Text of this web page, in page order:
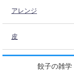
アレンジ
皮
餃子の雑学